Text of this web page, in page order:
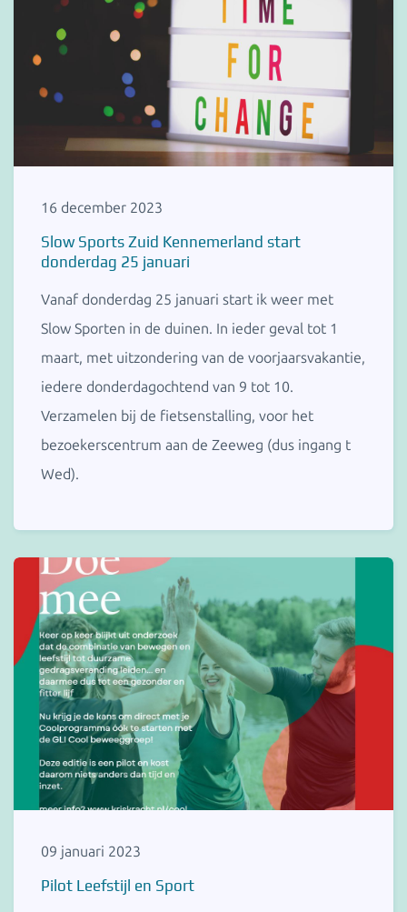
Slow Sports Zuid Kennemerland start
donderdag 25 januari
16 december 2023
Vanaf donderdag 25 januari start ik weer met
Slow Sporten in de duinen. In ieder geval tot 1
maart, met uitzondering van de voorjaarsvakantie,
iedere donderdagochtend van 9 tot 10.
Verzamelen bij de fietsenstalling, voor het
bezoekerscentrum aan de Zeeweg (dus ingang t
Wed).
Pilot Leefstijl en Sport
09 januari 2023